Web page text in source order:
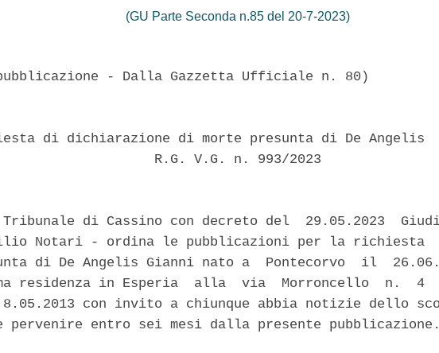
(GU Parte Seconda n.85 del 20-7-2023)
- Dalla Gazzetta Ufficiale n. 80)
di dichiarazione di morte presunta di De Angelis
R.G. V.G. n. 993/2023
di Cassino con decreto del  29.05.2023
Notari - ordina le pubblicazioni per la richiesta
di De Angelis Gianni nato a  Pontecorvo  il
residenza in Esperia  alla  via  Morroncello  n.  4
con invito a chiunque abbia notizie dello
pervenire entro sei mesi dalla presente